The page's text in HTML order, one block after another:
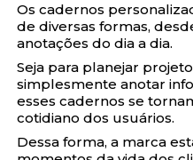
Os cadernos
de diversas formas,
anotações do dia a dia.
Seja para planejar
simplesmente anotar
esses cadernos se
cotidiano dos usuários.
Dessa forma, a marca